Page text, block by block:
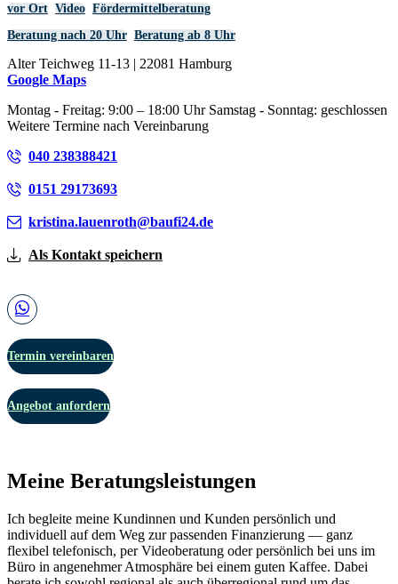
vor Ort Video Fördermittelberatung
Beratung nach 20 Uhr Beratung ab 8 Uhr
Alter Teichweg 11-13 | 22081 Hamburg
Google Maps
Montag - Freitag: 9:00 – 18:00 Uhr Samstag - Sonntag: geschlossen
Weitere Termine nach Vereinbarung
040 238388421
0151 29173693
kristina.lauenroth@baufi24.de
Als Kontakt speichern
Termin vereinbaren
Angebot anfordern
Meine Beratungsleistungen
Ich begleite meine Kundinnen und Kunden persönlich und
individuell auf dem Weg zur passenden Finanzierung — ganz
flexibel telefonisch, per Videoberatung oder persönlich bei uns im
Büro in angenehmer Atmosphäre bei einem guten Kaffee. Dabei